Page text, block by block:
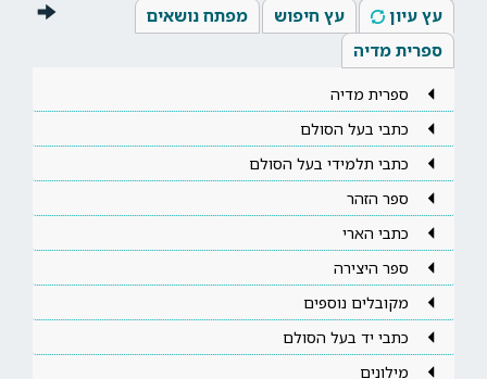
עץ עיון עץ חיפוש
מפתח נושאים
ספרית מדיה
ספרית מדיה
כתבי בעל הסולם
כתבי תלמידי בעל הסולם
ספר הזהר
כתבי הארי
ספר היצירה
מקובלים נוספים
כתבי יד בעל הסולם
מילונים